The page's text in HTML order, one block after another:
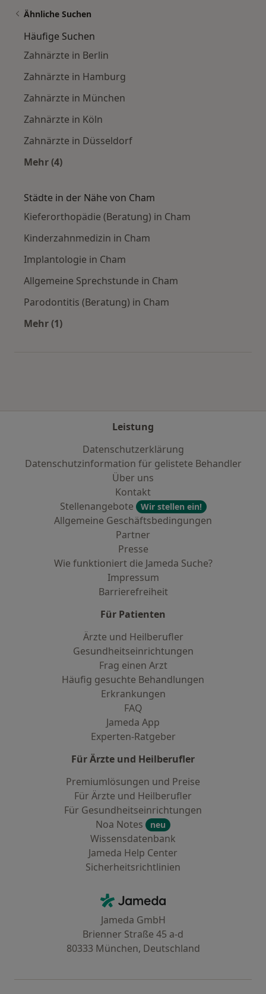
Ähnliche Suchen
Häufige Suchen
Zahnärzte in Berlin
Zahnärzte in Hamburg
Zahnärzte in München
Zahnärzte in Köln
Zahnärzte in Düsseldorf
Mehr (4)
Städte in der Nähe von Cham
Kieferorthopädie (Beratung) in Cham
Kinderzahnmedizin in Cham
Implantologie in Cham
Allgemeine Sprechstunde in Cham
Parodontitis (Beratung) in Cham
Mehr (1)
Leistung
Datenschutzerklärung
Datenschutzinformation für gelistete Behandler
Über uns
Kontakt
Stellenangebote
Wir stellen ein!
Allgemeine Geschäftsbedingungen
Partner
Presse
Wie funktioniert die Jameda Suche?
Impressum
Barrierefreiheit
Für Patienten
Ärzte und Heilberufler
Gesundheitseinrichtungen
Frag einen Arzt
Häufig gesuchte Behandlungen
Erkrankungen
FAQ
Jameda App
Experten-Ratgeber
Für Ärzte und Heilberufler
Premiumlösungen und Preise
Für Ärzte und Heilberufler
Für Gesundheitseinrichtungen
Noa Notes
neu
Wissensdatenbank
Jameda Help Center
Sicherheitsrichtlinien
Jameda - Startseite
Jameda GmbH
Brienner Straße 45 a-d
80333 München, Deutschland